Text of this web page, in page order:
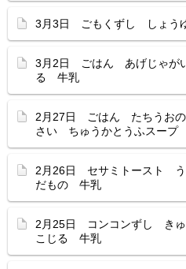
3月3日 ごもくずし しょう
3月2日 ごはん あげじゃが
る 牛乳
2月27日 ごはん たちうお
さい ちゅうかとうふスー
2月26日 セサミトースト う
だもの 牛乳
2月25日 コンコンずし き
こじる 牛乳